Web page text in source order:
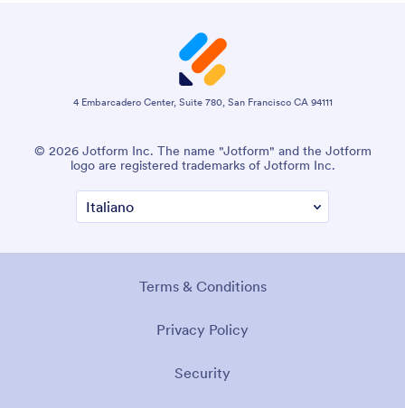
4 Embarcadero Center, Suite 780, San Francisco CA 94111
© 2026 Jotform Inc. The name "Jotform" and the Jotform
logo are registered trademarks of Jotform Inc.
Terms & Conditions
Privacy Policy
Security